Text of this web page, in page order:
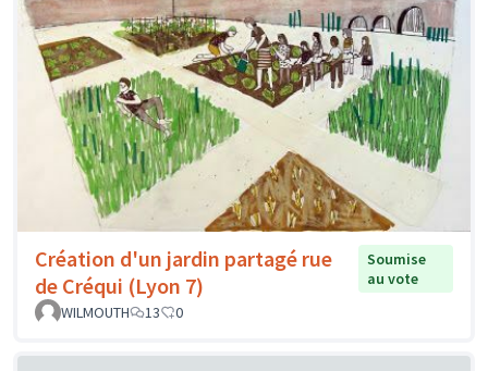
Création d'un jardin partagé rue
de Créqui (Lyon 7)
Soumise
au vote
WILMOUTH
13 0